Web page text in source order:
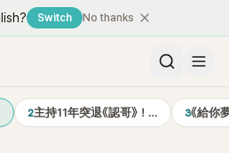
Switch No thanks
2主持11年突退《認哥》！… 3《給你